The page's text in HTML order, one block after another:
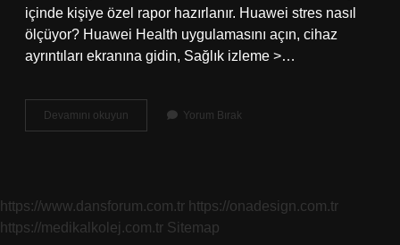
içinde kişiye özel rapor hazırlanır. Huawei stres nasıl
ölçüyor? Huawei Health uygulamasını açın, cihaz
ayrıntıları ekranına gidin, Sağlık izleme >…
Devamını okuyun
Seviyesi
Yorum Bırak
https://www.dansforum.com.tr https://onadesign.com.tr
https://medikalkolej.com.tr Sitemap